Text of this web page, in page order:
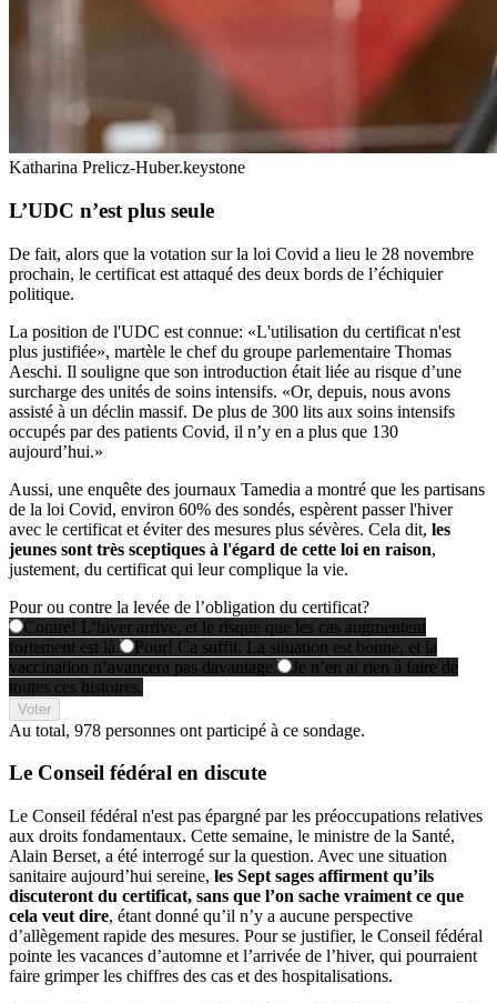
Katharina Prelicz-Huber.keystone
L’UDC n’est plus seule
De fait, alors que la votation sur la loi Covid a lieu le 28 novembre
prochain, le certificat est attaqué des deux bords de l’échiquier
politique.
La position de l'UDC est connue: «L'utilisation du certificat n'est
plus justifiée», martèle le chef du groupe parlementaire Thomas
Aeschi. Il souligne que son introduction était liée au risque d’une
surcharge des unités de soins intensifs. «Or, depuis, nous avons
assisté à un déclin massif. De plus de 300 lits aux soins intensifs
occupés par des patients Covid, il n’y en a plus que 130
aujourd’hui.»
Aussi, une enquête des journaux Tamedia a montré que les partisans
de la loi Covid, environ 60% des sondés, espèrent passer l'hiver
avec le certificat et éviter des mesures plus sévères. Cela dit, les
jeunes sont très sceptiques à l'égard de cette loi en raison,
justement, du certificat qui leur complique la vie.
Pour ou contre la levée de l’obligation du certificat?
Contre! L’hiver arrive, et le risque que les cas augmentent
fortement est là.
Pour! Ca suffit. La situation est bonne, et la
vaccination n’avancera pas davantage.
Je n’en ai rien à faire de
toutes ces histoires.
Voter
Au total, 978 personnes ont participé à ce sondage.
Le Conseil fédéral en discute
Le Conseil fédéral n'est pas épargné par les préoccupations relatives
aux droits fondamentaux. Cette semaine, le ministre de la Santé,
Alain Berset, a été interrogé sur la question. Avec une situation
sanitaire aujourd’hui sereine, les Sept sages affirment qu’ils
discuteront du certificat, sans que l’on sache vraiment ce que
cela veut dire, étant donné qu’il n’y a aucune perspective
d’allègement rapide des mesures. Pour se justifier, le Conseil fédéral
pointe les vacances d’automne et l’arrivée de l’hiver, qui pourraient
faire grimper les chiffres des cas et des hospitalisations.